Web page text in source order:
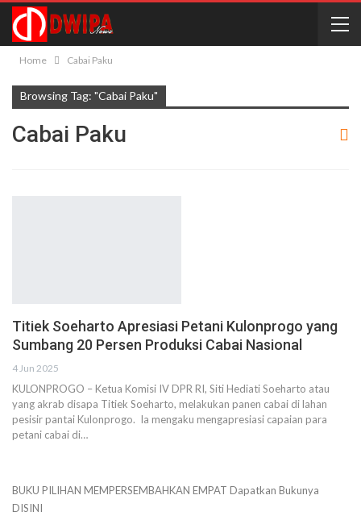
Home Cabai Paku
Browsing Tag: "Cabai Paku"
Cabai Paku
Titiek Soeharto Apresiasi Petani Kulonprogo yang
Sumbang 20 Persen Produksi Cabai Nasional
4 Jun 2025
KULONPROGO – Ketua Komisi IV DPR RI, Siti Hediati Soeharto atau
yang akrab disapa Titiek Soeharto, melakukan panen cabai di lahan
pesisir pantai Kulonprogo. Ia mengaku mengapresiasi capaian para
petani cabai di…
BUKU PILIHAN MEMPERSEMBAHKAN EMPAT Dapatkan Bukunya
DISINI